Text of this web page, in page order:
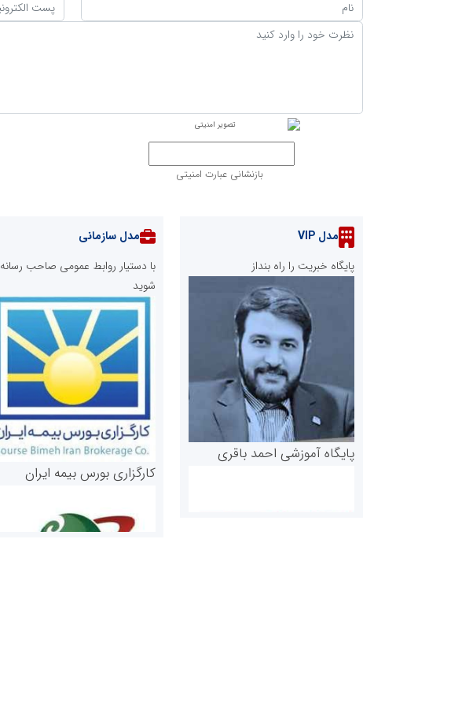
بازنشانی عبارت امنیتی
مدل VIP
پایگاه خبریت را راه بنداز
پایگاه آموزشی احمد باقری
مدل سازمانی
با دستیار روابط عمومی صاحب رسانه
شوید
کارگزاری بورس بیمه ایران